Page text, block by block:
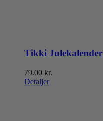
Tikki Julekalender
79.00 kr.
Detaljer